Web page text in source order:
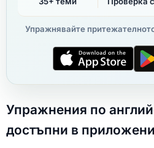
Упражнявайте
Упражнения по
достъпни в